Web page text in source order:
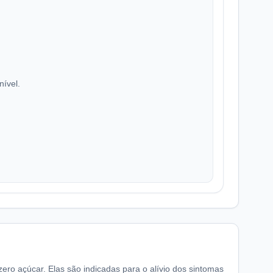
açúcar. Elas são indicadas para o alívio dos sintomas